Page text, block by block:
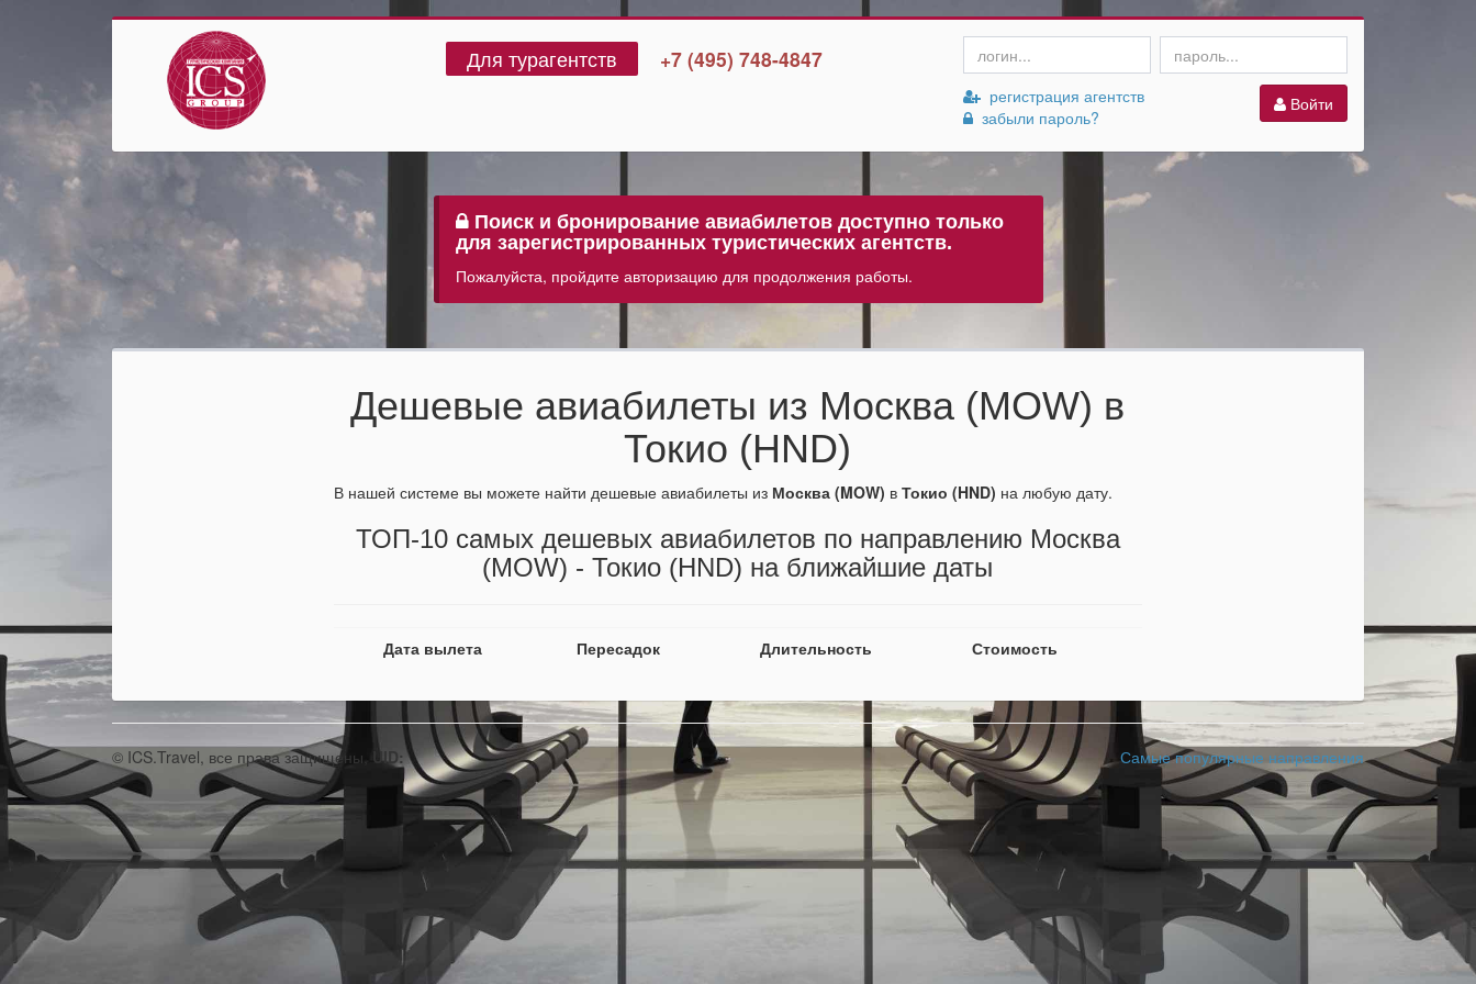
Для турагентств +7 (495) 748-4847
регистрация агентств
забыли пароль?
Войти
Поиск и бронирование авиабилетов доступно только
для зарегистрированных туристических агентств.
Пожалуйста, пройдите авторизацию для продолжения работы.
Дешевые авиабилеты из Москва (MOW) в
Токио (HND)
В нашей системе вы можете найти дешевые авиабилеты из Москва (MOW) в Токио (HND) на любую дату.
ТОП-10 самых дешевых авиабилетов по направлению Москва
(MOW) - Токио (HND) на ближайшие даты
Дата вылета Пересадок Длительность Стоимость
Самые популярные направления
© ICS.Travel, все права защищены, UID: